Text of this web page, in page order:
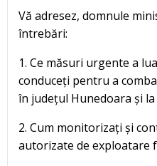
Vă adresez, domnule
întrebări:
1. Ce măsuri urgente a
conduceți pentru a
în județul Hunedoara și
2. Cum monitorizați și
autorizate de exploatare